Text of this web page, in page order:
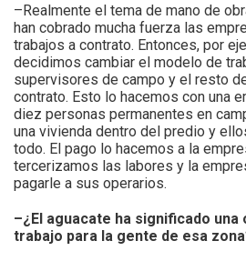
–Realmente el tema de mano de
han cobrado mucha fuerza las
trabajos a contrato. Entonces, por
decidimos cambiar el modelo de
supervisores de campo y el resto
contrato. Esto lo hacemos con una
diez personas permanentes en
una vivienda dentro del predio y
todo. El pago lo hacemos a la
tercerizamos las labores y la
pagarle a sus operarios.
–¿El aguacate ha significado una
trabajo para la gente de esa